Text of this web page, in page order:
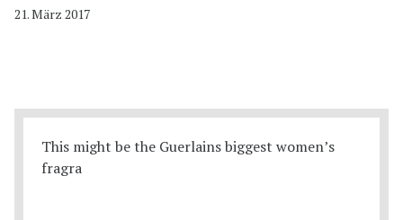
21. März 2017
This might be the Guerlains biggest women’s
fragra